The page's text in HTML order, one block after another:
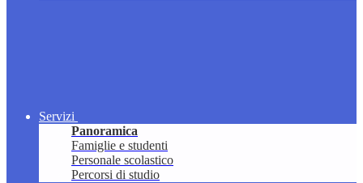
Servizi
Panoramica
Famiglie e studenti
Personale scolastico
Percorsi di studio